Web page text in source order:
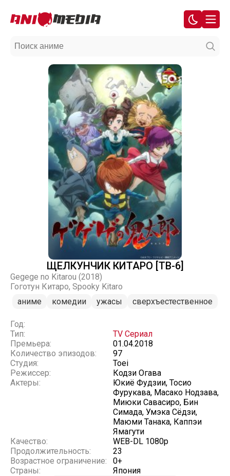
ЩЕЛКУНЧИК КИТАРО [ТВ-6]
Gegege no Kitarou (2018)
Гоготун Китаро, Spooky Kitaro
аниме
комедии ужасы сверхъестественное
Год:
Тип:
TV Сериал
Премьера:
01.04.2018
Количество эпизодов:
97
Студия:
Toei
Режиссер:
Кодзи Огава
Актеры:
Юкиё Фудзии, Тосио
Фурукава, Масако Нодзава,
Миюки Савасиро, Бин
Симада, Умэка Сёдзи,
Маюми Танака, Каппэи
Ямагути
Качество:
WEB-DL 1080p
Продолжительность:
23
Возрастное ограничение:
0+
Страны:
Япония